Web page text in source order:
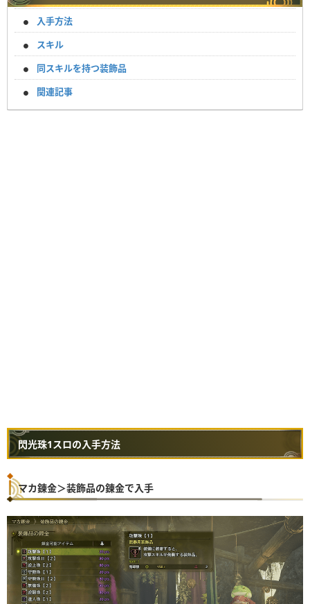
入手方法
スキル
同スキルを持つ装飾品
関連記事
閃光珠1スロの入手方法
マカ錬金＞装飾品の錬金で入手